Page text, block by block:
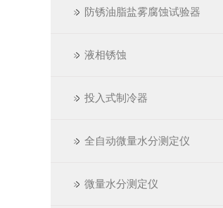
防锈油脂盐雾腐蚀试验器
液相锈蚀
投入式制冷器
全自动微量水分测定仪
微量水分测定仪